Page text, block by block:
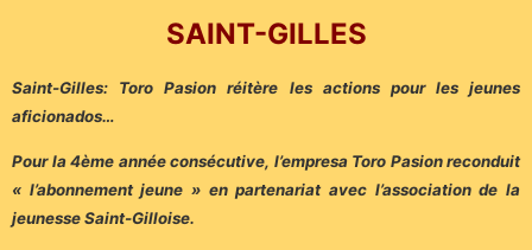
SAINT-GILLES
Saint-Gilles: Toro Pasion réitère les actions pour les jeunes
aficionados…
Pour la 4ème année consécutive, l’empresa Toro Pasion reconduit
« l’abonnement jeune » en partenariat avec l’association de la
jeunesse Saint-Gilloise.